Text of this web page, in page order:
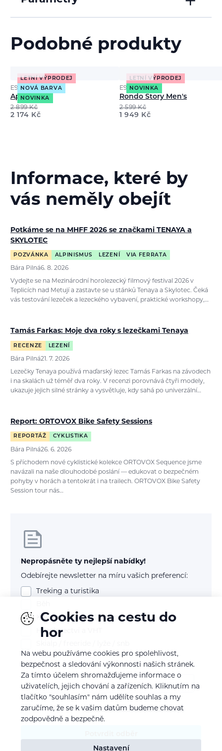
Podobné produkty
LETNÍ VÝPRODEJ
NOVÁ BARVA
NOVINKA
E9
Ape9 Men's
2 899Kč
2 174 Kč
LETNÍ VÝPRODEJ
NOVINKA
E9
Rondo Story Men's
2 599Kč
1 949 Kč
Informace, které by
vás neměly obejít
Potkáme se na MHFF 2026 se značkami TENAYA a
SKYLOTEC
POZVÁNKA ALPINISMUS LEZENÍ VIA FERRATA
Bára Pilná6. 8. 2026
Vydejte se na Mezinárodní horolezecký filmový festival 2026 v
Teplicích nad Metují a zastavte se u stánků Tenaya a Skylotec. Čeká
vás testování lezeček a lezeckého vybavení, praktické workshopy,…
Tamás Farkas: Moje dva roky s lezečkami Tenaya
RECENZE LEZENÍ
Bára Pilná21. 7. 2026
Lezečky Tenaya používá maďarský lezec Tamás Farkas na závodech
i na skalách už téměř dva roky. V recenzi porovnává čtyři modely,
ukazuje jejich silné stránky a vysvětluje, kdy sahá po univerzální…
Report: ORTOVOX Bike Safety Sessions
REPORTÁŽ CYKLISTIKA
Bára Pilná26. 6. 2026
S příchodem nové cyklistické kolekce ORTOVOX Sequence jsme
navázali na naše dlouhodobé poslání — edukovat o bezpečném
pohyby v horách a tentokrát i na trailech. ORTOVOX Bike Safety
Session tour nás…
Nepropásněte ty nejlepší nabídky!
Odebírejte newsletter na míru vašich preferencí:
Treking a turistika
Kolo (mtb, gravel, silnice)
Horolezectví a VHT
E-mail
Souhlasím sezpracováním osobních údajů
Cookies na cestu do
hor
Na webu používáme cookies pro spolehlivost,
bezpečnost a sledování výkonnosti našich stránek.
Za tímto účelem shromažďujeme informace o
uživatelích, jejich chování a zařízeních. Kliknutím na
tlačítko "souhlasím" nám udělíte souhlas a my
zaručíme, že se k vašim datům budeme chovat
zodpovědně a bezpečně.
Nastavení